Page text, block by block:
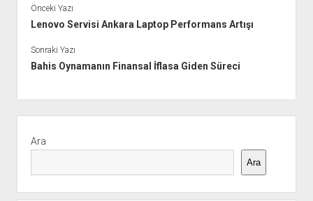
Önceki Yazı
Lenovo Servisi Ankara Laptop Performans Artışı
Sonraki Yazı
Bahis Oynamanın Finansal İflasa Giden Süreci
Menü
Ara
Ara